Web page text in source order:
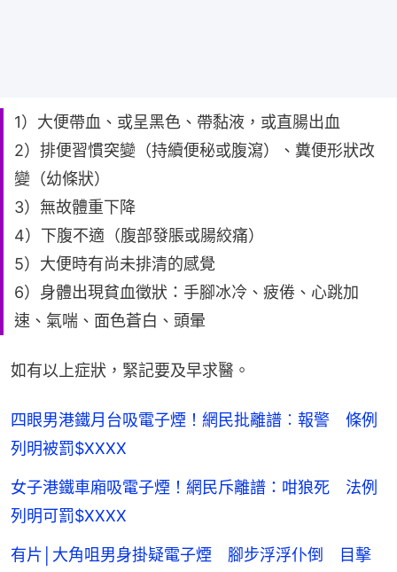
1）大便帶血、或呈黑色、帶黏液，或直腸出血
2）排便習慣突變（持續便秘或腹瀉）、糞便形狀改
變（幼條狀）
3）無故體重下降
4）下腹不適（腹部發脹或腸絞痛）
5）大便時有尚未排清的感覺
6）身體出現貧血徵狀：手腳冰冷、疲倦、心跳加
速、氣喘、面色蒼白、頭暈
如有以上症狀，緊記要及早求醫。
四眼男港鐵月台吸電子煙！網民批離譜︰報警 條例
列明被罰$XXXX
女子港鐵車廂吸電子煙！網民斥離譜：咁狼死 法例
列明可罰$XXXX
有片│大角咀男身掛疑電子煙 腳步浮浮仆倒 目擊